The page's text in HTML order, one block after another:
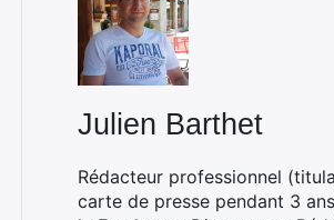
Julien Barthet
Rédacteur professionnel
carte de presse pendant 3